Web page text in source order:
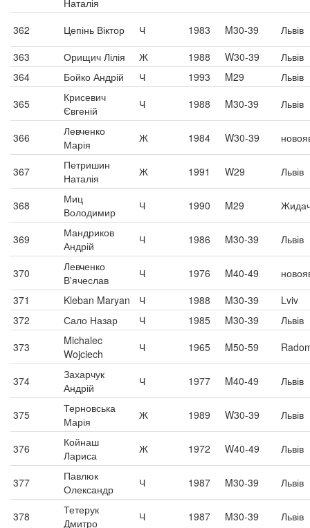
Наталія
362 Цепінь Віктор Ч 1983 M30-39
Львів
363
Орищич Лілія Ж 1988 W30-39
Львів
364
Бойко Андрій Ч 1993 M29
Львів
365
Крисевич
Євгеній
Ч 1988 M30-39 Львів
366
Левченко
Марія
Ж 1984 W30-39
367
Петришин
Наталія
Ж 1991 W29 Львів
368
Миц
Володимир
Ч 1990 M29
369
Мандриков
Андрій
Ч 1986 M30-39 Львів
370
Левченко
В'ячеслав
Ч 1976 M40-49
371
Kleban Maryan Ч 1988 M30-39
Lviv
372
Сало Назар Ч 1985 M30-39
Львів
373
Michalec
Wojciech
Ч 1965 M50-59
374
Захарчук
Андрій
Ч 1977 M40-49 Львів
375
Терновська
Марія
Ж 1989 W30-39 Львів
376
Койнаш
Лариса
Ж 1972 W40-49 Львів
377
Павлюк
Олександр
Ч 1987 M30-39 Львів
378
Тетерук
Дмитро
Ч 1987 M30-39 Львів